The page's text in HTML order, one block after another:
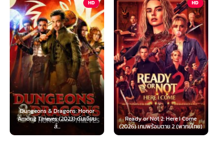
HD
Dragons: Honor
(2023) ดันเจียน
HD
Ready or Not 2: Here I Come
(2026) เกมพร้อมตาย 2 (พากย์ไทย)
Now You See
(2025) อาช